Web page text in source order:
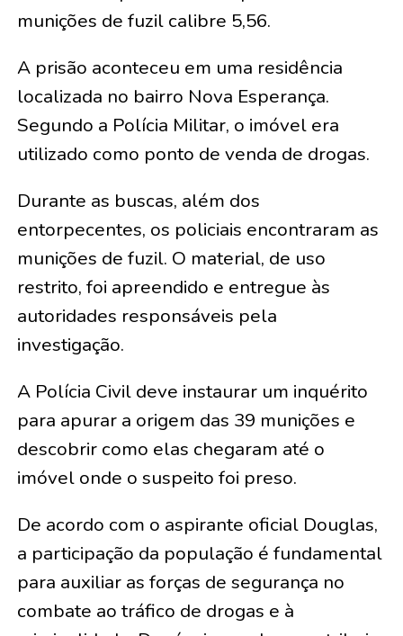
munições de fuzil calibre 5,56.
A prisão aconteceu em uma residência
localizada no bairro Nova Esperança.
Segundo a Polícia Militar, o imóvel era
utilizado como ponto de venda de drogas.
Durante as buscas, além dos
entorpecentes, os policiais encontraram as
munições de fuzil. O material, de uso
restrito, foi apreendido e entregue às
autoridades responsáveis pela
investigação.
A Polícia Civil deve instaurar um inquérito
para apurar a origem das 39 munições e
descobrir como elas chegaram até o
imóvel onde o suspeito foi preso.
De acordo com o aspirante oficial Douglas,
a participação da população é fundamental
para auxiliar as forças de segurança no
combate ao tráfico de drogas e à